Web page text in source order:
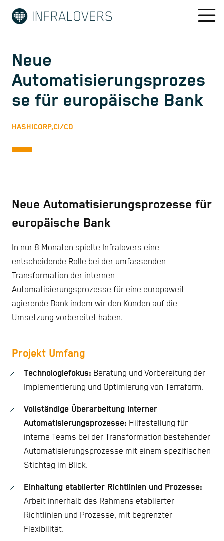
Neue
Automatisierungsprozes
se für europäische Bank
HASHICORP,CI/CD
Neue Automatisierungsprozesse für
europäische Bank
In nur 8 Monaten spielte Infralovers eine
entscheidende Rolle bei der umfassenden
Transformation der internen
Automatisierungsprozesse für eine europaweit
agierende Bank indem wir den Kunden auf die
Umsetzung vorbereitet haben.
Projekt Umfang
Technologiefokus: Beratung und Vorbereitung der
Implementierung und Optimierung von Terraform.
Vollständige Überarbeitung interner
Automatisierungsprozesse: Hilfestellung für
interne Teams bei der Transformation bestehender
Automatisierungsprozesse mit einem spezifischen
Stichtag im Blick.
Einhaltung etablierter Richtlinien und Prozesse:
Arbeit innerhalb des Rahmens etablierter
Richtlinien und Prozesse, mit begrenzter
Flexibilität.